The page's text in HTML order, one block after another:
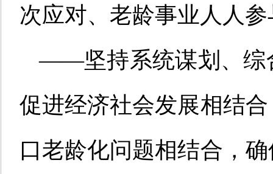
次应对、老龄事业人人
——坚持系统谋划、综
促进经济社会发展相结
口老龄化问题相结合，